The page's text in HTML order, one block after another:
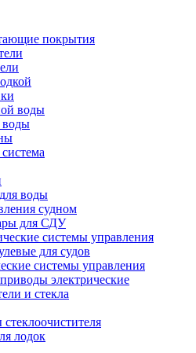
покрытия
воды
воды
воды
судном
для СДУ
системы управления
для судов
системы управления
электрические
и стекла
лодок